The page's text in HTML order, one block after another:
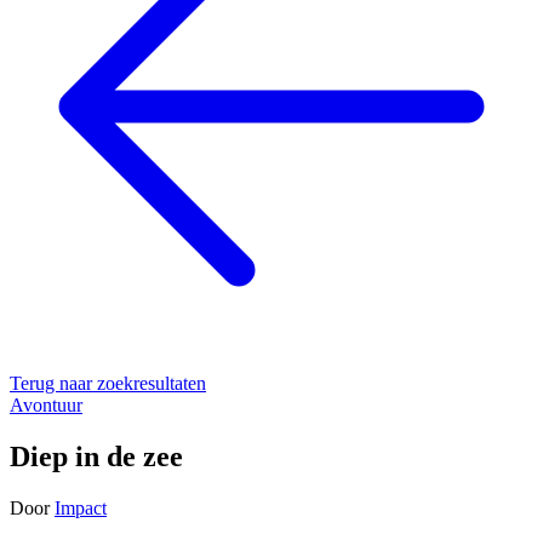
Terug naar zoekresultaten
Avontuur
Diep in de zee
Door Impact